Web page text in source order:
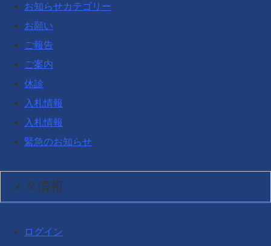
お知らせカテゴリー
お願い
ご報告
ご案内
休診
入札情報
入札情報
緊急のお知らせ
メタ情報
ログイン